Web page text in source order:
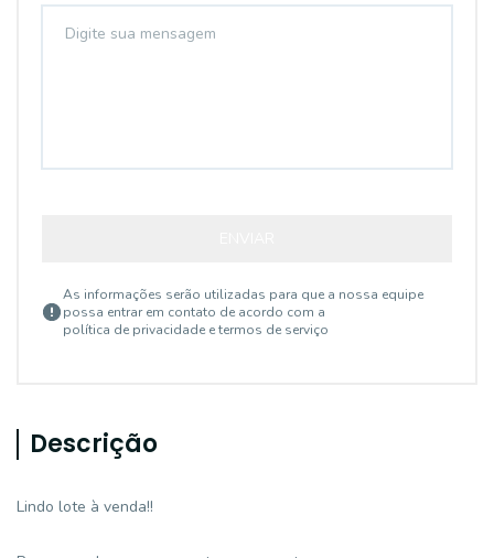
As informações serão utilizadas para que a nossa equipe
possa entrar em contato de acordo com a
política de privacidade e termos de serviço
Descrição
Lindo lote à venda!!